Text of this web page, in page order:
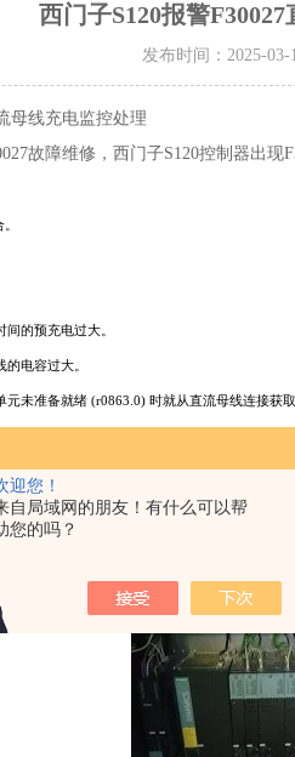
迎您！
自局域网的朋友！有什么可以帮
您的吗？
西门子S120报警
发布时间：2025-
母线充电监控处理
故障维修，西门子S120控制器出
间的预充电过大。
的电容过大。
未准备就绪 (r0863.0) 时就从直流母线连接获取
快速放电时通过制动模块关闭了电源接触器。
。
于装机装柜设备）。
的熔断器动作 （仅书本型设备）。